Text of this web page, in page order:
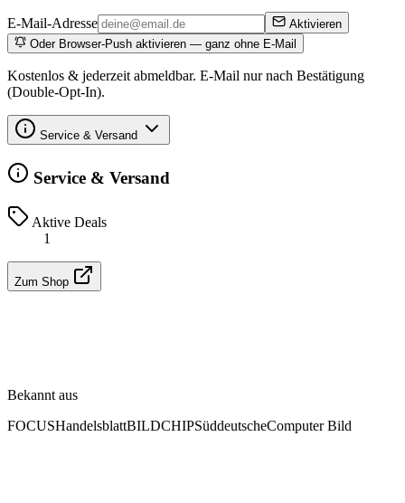
E-Mail-Adresse
Aktivieren
Oder Browser-Push aktivieren — ganz ohne E-Mail
Kostenlos & jederzeit abmeldbar. E-Mail nur nach Bestätigung
(Double-Opt-In).
Service & Versand
Service & Versand
Aktive Deals
1
Zum Shop
Bekannt aus
FOCUSHandelsblattBILDCHIPSüddeutscheComputer Bild